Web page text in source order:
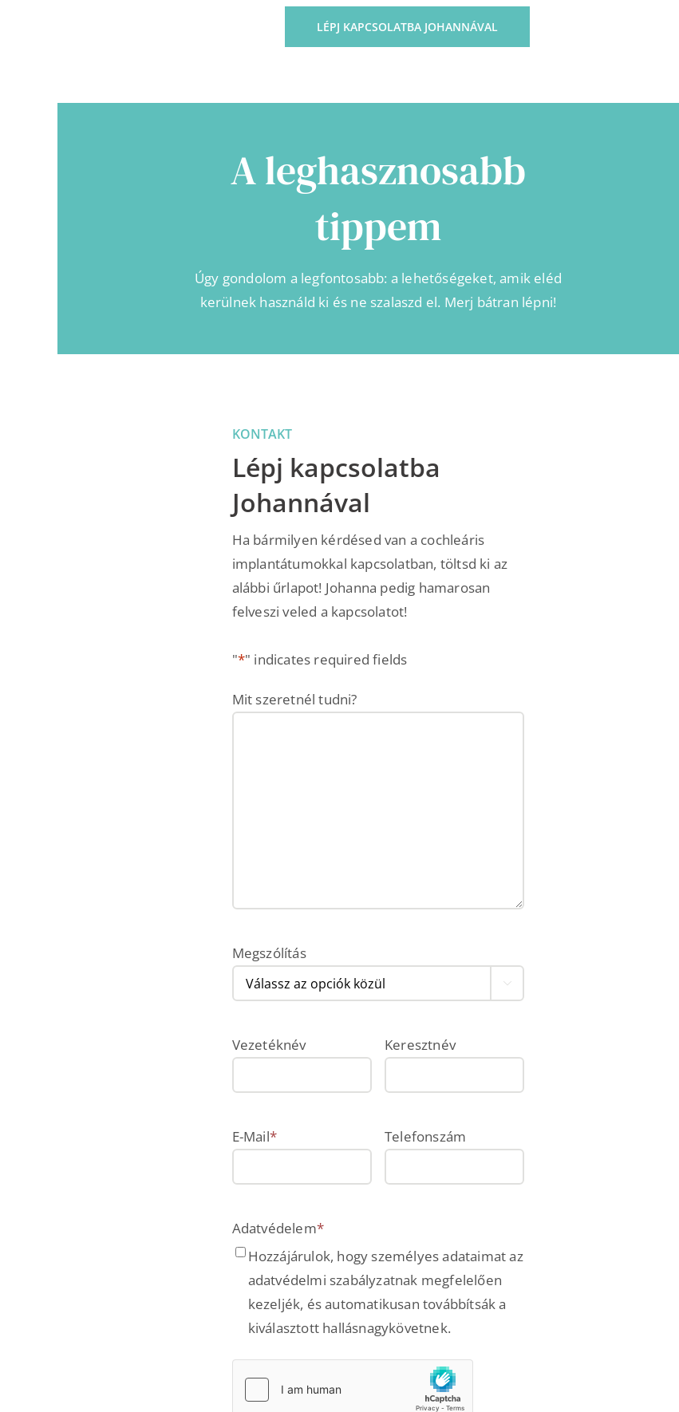
LÉPJ KAPCSOLATBA JOHANNÁVAL
A leghasznosabb
tippem
Úgy gondolom a legfontosabb: a lehetőségeket, amik eléd
kerülnek használd ki és ne szalaszd el. Merj bátran lépni!
KONTAKT
Lépj kapcsolatba
Johannával
Ha bármilyen kérdésed van a cochleáris
implantátumokkal kapcsolatban, töltsd ki az
alábbi űrlapot! Johanna pedig hamarosan
felveszi veled a kapcsolatot!
"*" indicates required fields
Mit szeretnél tudni?
Megszólítás

Vezetéknév Keresztnév
E-Mail* Telefonszám
Adatvédelem*
Hozzájárulok, hogy személyes adataimat az
adatvédelmi szabályzatnak megfelelően
kezeljék, és automatikusan továbbítsák a
kiválasztott hallásnagykövetnek.